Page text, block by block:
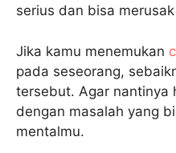
serius dan bisa
Jika kamu menemukan
pada seseorang,
tersebut. Agar nantinya
dengan masalah yang
mentalmu.